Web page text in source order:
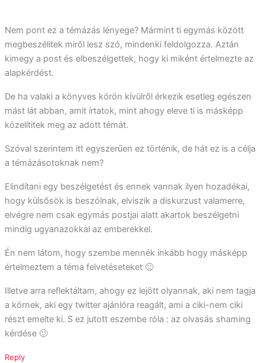
Nem pont ez a témázás lényege? Mármint ti egymás között
megbeszélitek miről lesz szó, mindenki feldolgozza. Aztán
kimegy a post és elbeszélgettek, hogy ki miként értelmezte az
alapkérdést.
De ha valaki a könyves körön kívülről érkezik esetleg egészen
mást lát abban, amit írtatok, mint ahogy eleve ti is másképp
közelítitek meg az adott témát.
Szóval szerintem itt egyszerűen ez történik, de hát ez is a célja
a témázásotoknak nem?
Elindítani egy beszélgetést és ennek vannak ilyen hozadékai,
hogy külsősök is beszólnak, elviszik a diskurzust valamerre,
elvégre nem csak egymás postjai alatt akartok beszélgetni
mindig ugyanazokkal az emberekkel.
Én nem látom, hogy szembe mennék inkább hogy másképp
értelmeztem a téma felvetéseteket 🙂
Illetve arra reflektáltam, ahogy ez lejött olyannak, aki nem tagja
a körnek, aki egy twitter ajánlóra reagált, ami a ciki-nem ciki
részt emelte ki. S ez jutott eszembe róla : az olvasás shaming
kérdése 🙂
Reply